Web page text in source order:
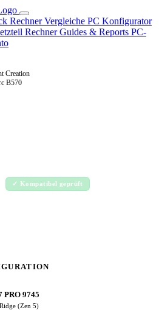
RechnerVergleiche PC Konfigurator
RechnerGuides & Reports PC-
Creation
B570
✓ Kompatibel geprüft
PRO 9745
(Zen 5)